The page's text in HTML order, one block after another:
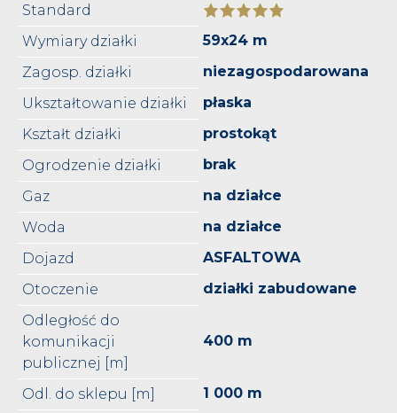
Standard
Wymiary działki
59x24 m
Zagosp. działki
niezagospodarowana
Ukształtowanie działki
płaska
Kształt działki
prostokąt
Ogrodzenie działki
brak
Gaz
na działce
Woda
na działce
Dojazd
ASFALTOWA
Otoczenie
działki zabudowane
Odległość do
komunikacji
publicznej [m]
400 m
Odl. do sklepu [m]
1 000 m